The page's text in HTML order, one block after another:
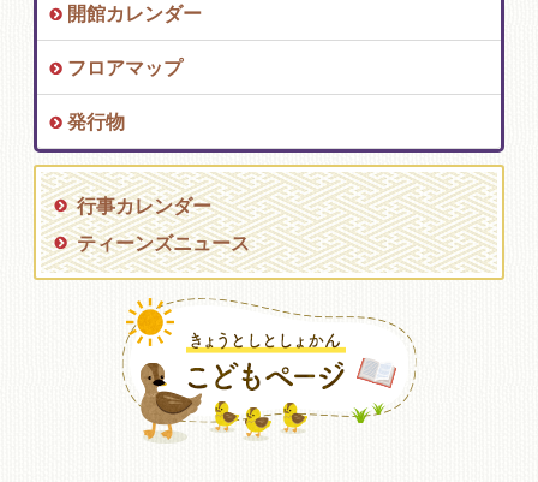
開館カレンダー
フロアマップ
発行物
行事カレンダー
ティーンズニュース